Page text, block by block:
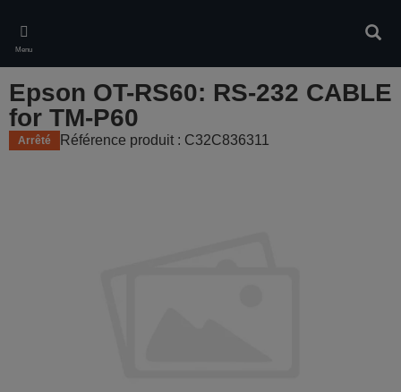
main
content
Menu
Epson OT-RS60: RS-232 CABLE
for TM-P60
Arrêté Référence produit : C32C836311